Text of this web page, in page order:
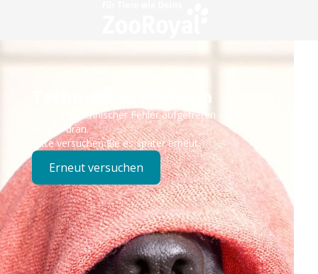
Technisches Problem
Es ist ein technischer Fehler aufgetreten – wir sind
bereits dran.
Bitte versuchen Sie es später erneut.
Erneut versuchen